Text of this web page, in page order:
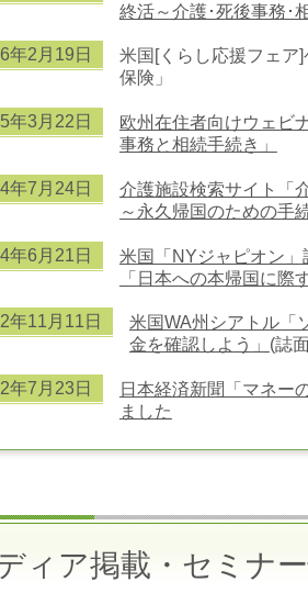
終活～介護･死後事務･
年2 月19日 米国[くらし応援フェア
保険 」
年3 月22日
欧州在住者向けウェビ
事務と相続手続き」
年7 月24日
介護施設検索サイト「
～永久帰国のための手
年6 月21日
米国「NYジャピオン
「 日本への本帰国に際
年11 月11日 米国WA州シアトル「
金を確認しよう 」 (誌
年7 月23日
日本経済新聞「マネー
ました
ィア掲載・セミナ